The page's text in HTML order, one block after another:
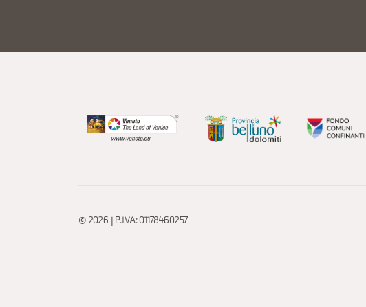
© 2026 | P.IVA: 01178460257